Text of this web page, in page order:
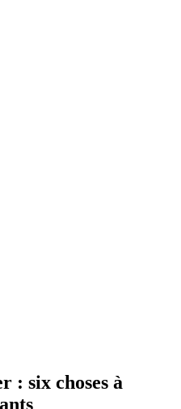
: six choses à